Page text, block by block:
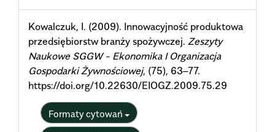
Details
Kowalczuk, I. (2009). Innowacyjność produktowa
przedsiębiorstw branży spożywczej. Zeszyty
Naukowe SGGW - Ekonomika I Organizacja
Gospodarki Żywnościowej, (75), 63–77.
https://doi.org/10.22630/EIOGZ.2009.75.29
Formaty cytowań